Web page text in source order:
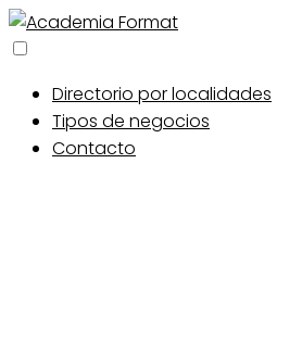
Directorio por localidades
Tipos de negocios
Contacto